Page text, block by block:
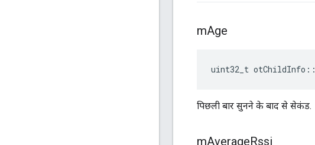
mAge
uint32_t otChildInfo ::
पिछली बार सुनने के बाद से सेकंड.
mAverageRssi